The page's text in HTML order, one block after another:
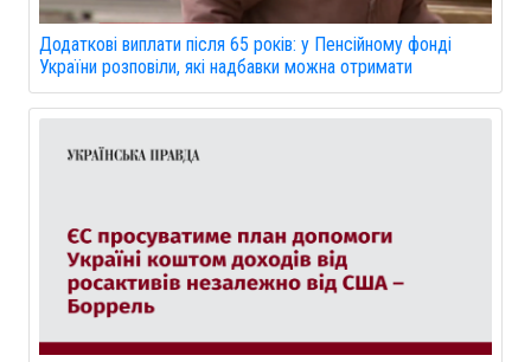
Додаткові виплати після 65 років: у Пенсійному фонді
України розповіли, які надбавки можна отримати